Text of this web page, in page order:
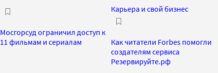
Мосгорсуд ограничил доступ к
11 фильмам и сериалам
Карьера и свой бизнес
Как читатели Forbes помогли
создателям сервиса
Резервируйте.рф